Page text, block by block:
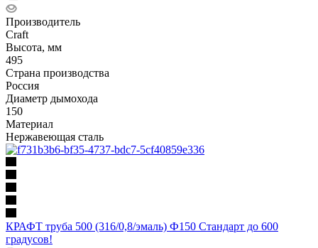
Производитель
Craft
Высота, мм
495
Страна производства
Россия
Диаметр дымохода
150
Материал
Нержавеющая сталь
КРАФТ труба 500 (316/0,8/эмаль) Ф150 Стандарт до 600
градусов!